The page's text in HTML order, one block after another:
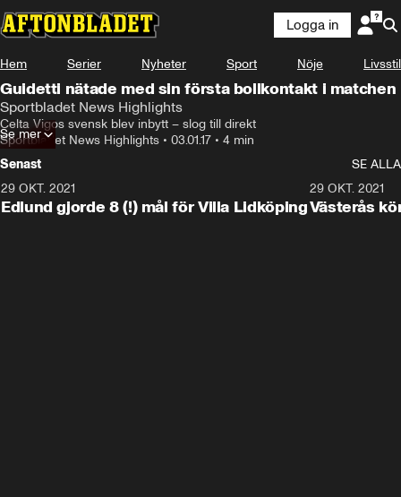
Logga in
Hem Serier Nyheter Sport Nöje Livsstil
Guidetti nätade med sin första bollkontakt i matchen
Sportbladet News Highlights
Celta Vigos svensk blev inbytt – slog till direkt
Sportbladet News Highlights • 03.01.17 • 4 min
Se mer
Senast
SE ALLA
29 OKT. 2021
Edlund gjorde 8 (!) mål för Villa Lidköping
29 OKT. 2021
Västerås